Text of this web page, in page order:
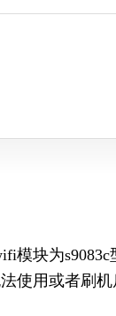
模块为s9083c
使用或者刷机